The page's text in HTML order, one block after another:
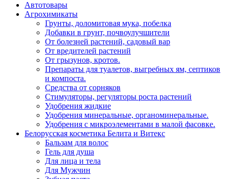
Автотовары
Агрохимикаты
Грунты, доломитовая мука, побелка
Добавки в грунт, почвоулучшители
От болезней растений, садовый вар
От вредителей растений
От грызунов, кротов.
Препараты для туалетов, выгребных ям, септиков
и компоста.
Средства от сорняков
Стимуляторы, регуляторы роста растений
Удобрения жидкие
Удобрения минеральные, органоминеральные.
Удобрения с микроэлементами в малой фасовке.
Белорусская косметика Белита и Витекс
Бальзам для волос
Гель для душа
Для лица и тела
Для Мужчин